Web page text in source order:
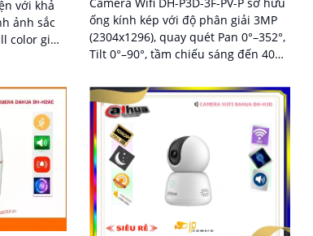
với khả
ảnh sắc
color giúp
30m, khe
chuẩn
động
ống kính kép với độ phân giải 3MP
(2304x1296), quay quét Pan 0°–352°,
Tilt 0°–90°, tầm chiếu sáng đến 40m
camera này còn đạt chuẩn chống
nước IP66, hỗ trợ thẻ nhớ tối đa
256GB, kết nối Wi-Fi 2